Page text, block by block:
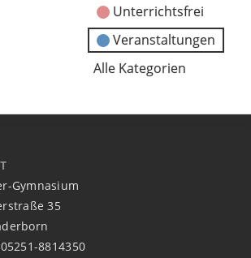
Unterrichtsfrei
Veranstaltungen
Alle Kategorien
Gymnasium
35
8814350